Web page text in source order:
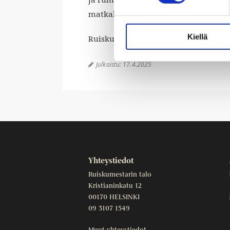
Kiellä
matkalta.Ninel Grönholmsoittaa
Ruiskumestarin talon
 Julkaistu: 17.4.2025
Yhteystiedot
Ruiskumestarin talo
Kristianinkatu 12
00170 HELSINKI
09 3107 1549